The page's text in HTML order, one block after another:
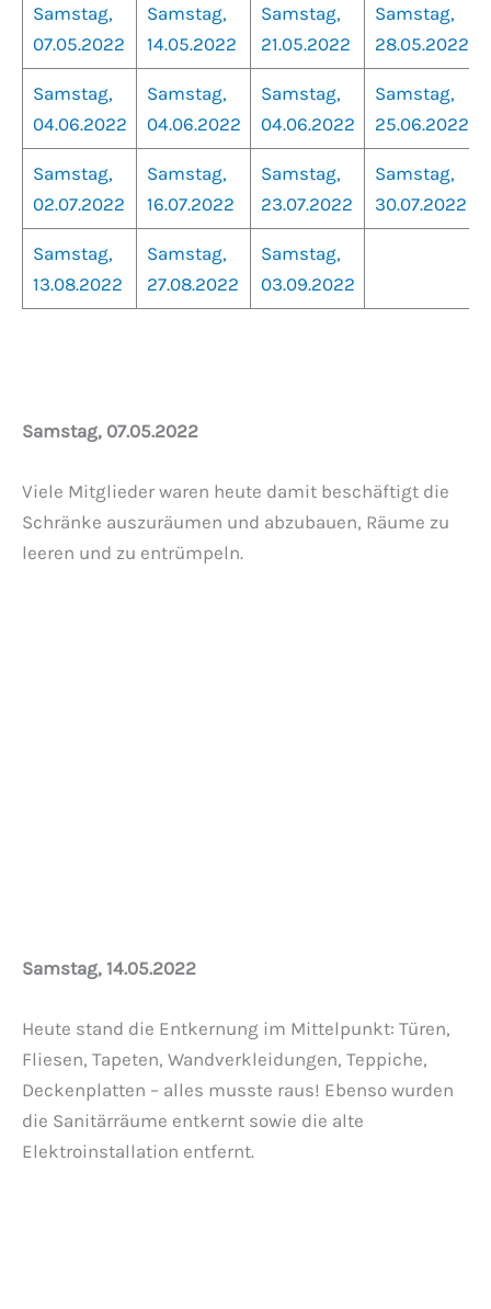
Samstag,
07.05.2022
Samstag,
14.05.2022
Samstag,
21.05.2022
Samstag,
28.05.2022
Samstag,
04.06.2022
Samstag,
04.06.2022
Samstag,
04.06.2022
Samstag,
25.06.2022
Samstag,
02.07.2022
Samstag,
16.07.2022
Samstag,
23.07.2022
Samstag,
30.07.2022
Samstag,
13.08.2022
Samstag,
27.08.2022
Samstag,
03.09.2022
Samstag, 07.05.2022
Viele Mitglieder waren heute damit beschäftigt die
Schränke auszuräumen und abzubauen, Räume zu
leeren und zu entrümpeln.
Samstag, 14.05.2022
Heute stand die Entkernung im Mittelpunkt: Türen,
Fliesen, Tapeten, Wandverkleidungen, Teppiche,
Deckenplatten – alles musste raus! Ebenso wurden
die Sanitärräume entkernt sowie die alte
Elektroinstallation entfernt.